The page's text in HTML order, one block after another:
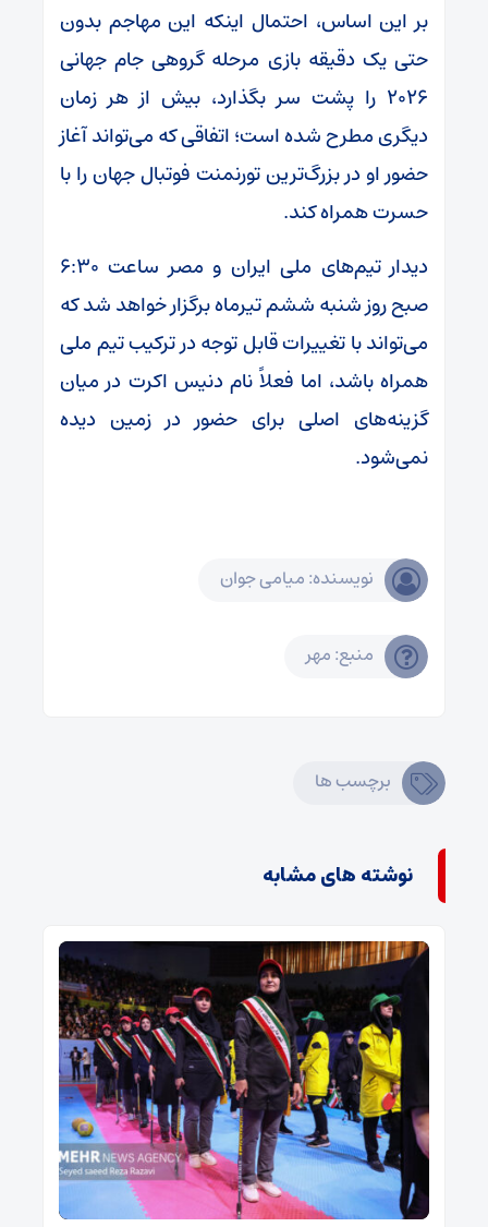
بر این اساس، احتمال اینکه این مهاجم بدون
حتی یک دقیقه بازی مرحله گروهی جام جهانی
۲۰۲۶ را پشت سر بگذارد، بیش از هر زمان
دیگری مطرح شده است؛ اتفاقی که می‌تواند آغاز
حضور او در بزرگ‌ترین تورنمنت فوتبال جهان را با
حسرت همراه کند.
دیدار تیم‌های ملی ایران و مصر ساعت ۶:۳۰
صبح روز شنبه ششم تیرماه برگزار خواهد شد که
می‌تواند با تغییرات قابل توجه در ترکیب تیم ملی
همراه باشد، اما فعلاً نام دنیس اکرت در میان
گزینه‌های اصلی برای حضور در زمین دیده
نمی‌شود.
نویسنده: میامی جوان
منبع: مهر
برچسب ها
نوشته های مشابه